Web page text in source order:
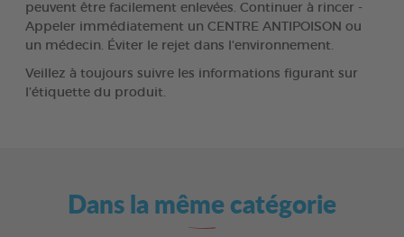
peuvent être facilement enlevées. Continuer à rincer -
Appeler immédiatement un CENTRE ANTIPOISON ou
un médecin. Éviter le rejet dans l'environnement.
Veillez à toujours suivre les informations figurant sur
l’étiquette du produit.
Dans la même catégorie